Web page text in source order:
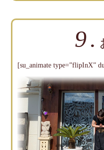
9.
[su_animate type=”flipInX”